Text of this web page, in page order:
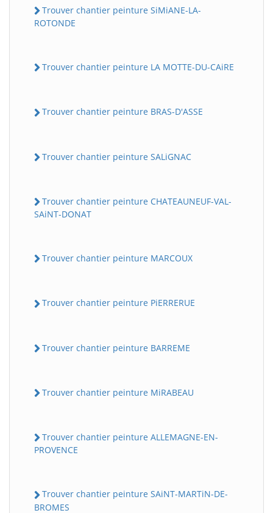
Trouver chantier peinture SiMiANE-LA-
ROTONDE
Trouver chantier peinture LA MOTTE-DU-CAiRE
Trouver chantier peinture BRAS-D'ASSE
Trouver chantier peinture SALiGNAC
Trouver chantier peinture CHATEAUNEUF-VAL-
SAiNT-DONAT
Trouver chantier peinture MARCOUX
Trouver chantier peinture PiERRERUE
Trouver chantier peinture BARREME
Trouver chantier peinture MiRABEAU
Trouver chantier peinture ALLEMAGNE-EN-
PROVENCE
Trouver chantier peinture SAiNT-MARTiN-DE-
BROMES